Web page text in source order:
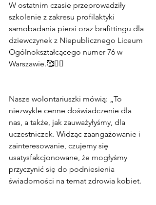
W ostatnim czasie przeprowadziły
szkolenie z zakresu profilaktyki
samobadania piersi oraz brafittingu dla
dziewczynek z Niepublicznego Liceum
Ogólnokształcącego numer 76 w
Warszawie.🥰🙋‍♀️
Nasze wolontariuszki mówią: „To
niezwykle cenne doświadczenie dla
nas, a także, jak zauważyłyśmy, dla
uczestniczek. Widząc zaangażowanie i
zainteresowanie, czujemy się
usatysfakcjonowane, że mogłyśmy
przyczynić się do podniesienia
świadomości na temat zdrowia kobiet.